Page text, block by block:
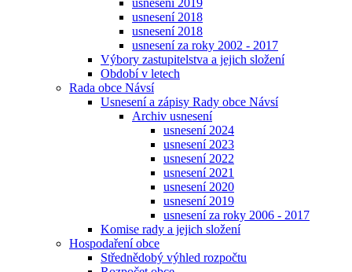
usnesení 2019
usnesení 2018
usnesení 2018
usnesení za roky 2002 - 2017
Výbory zastupitelstva a jejich složení
Období v letech
Rada obce Návsí
Usnesení a zápisy Rady obce Návsí
Archiv usnesení
usnesení 2024
usnesení 2023
usnesení 2022
usnesení 2021
usnesení 2020
usnesení 2019
usnesení za roky 2006 - 2017
Komise rady a jejich složení
Hospodaření obce
Střednědobý výhled rozpočtu